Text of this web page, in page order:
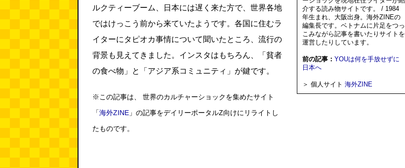
ルクティーブーム、日本には遅く来た方で、世界各地
ではけっこう前から来ていたようです。各国に住むラ
イターにタピオカ事情について聞いたところ、流行の
背景も見えてきました。インスタはもちろん、「貧者
の食べ物」と「アジア系コミュニティ」が鍵です。
※この記事は、 世界のカルチャーショックを集めたサイト
「海外ZINE 」の記事をデイリーポータルZ向けにリライトし
たものです。
介する読み物サイトです。 / 1984
年生まれ、大阪出身。海外ZINEの
編集長です。ベトナムに片足をつっ
こみながら記事を書いたりサイトを
運営したりしています。
前の記事： YOUは何を手放せずに
日本へ
＞ 個人サイト 海外ZINE